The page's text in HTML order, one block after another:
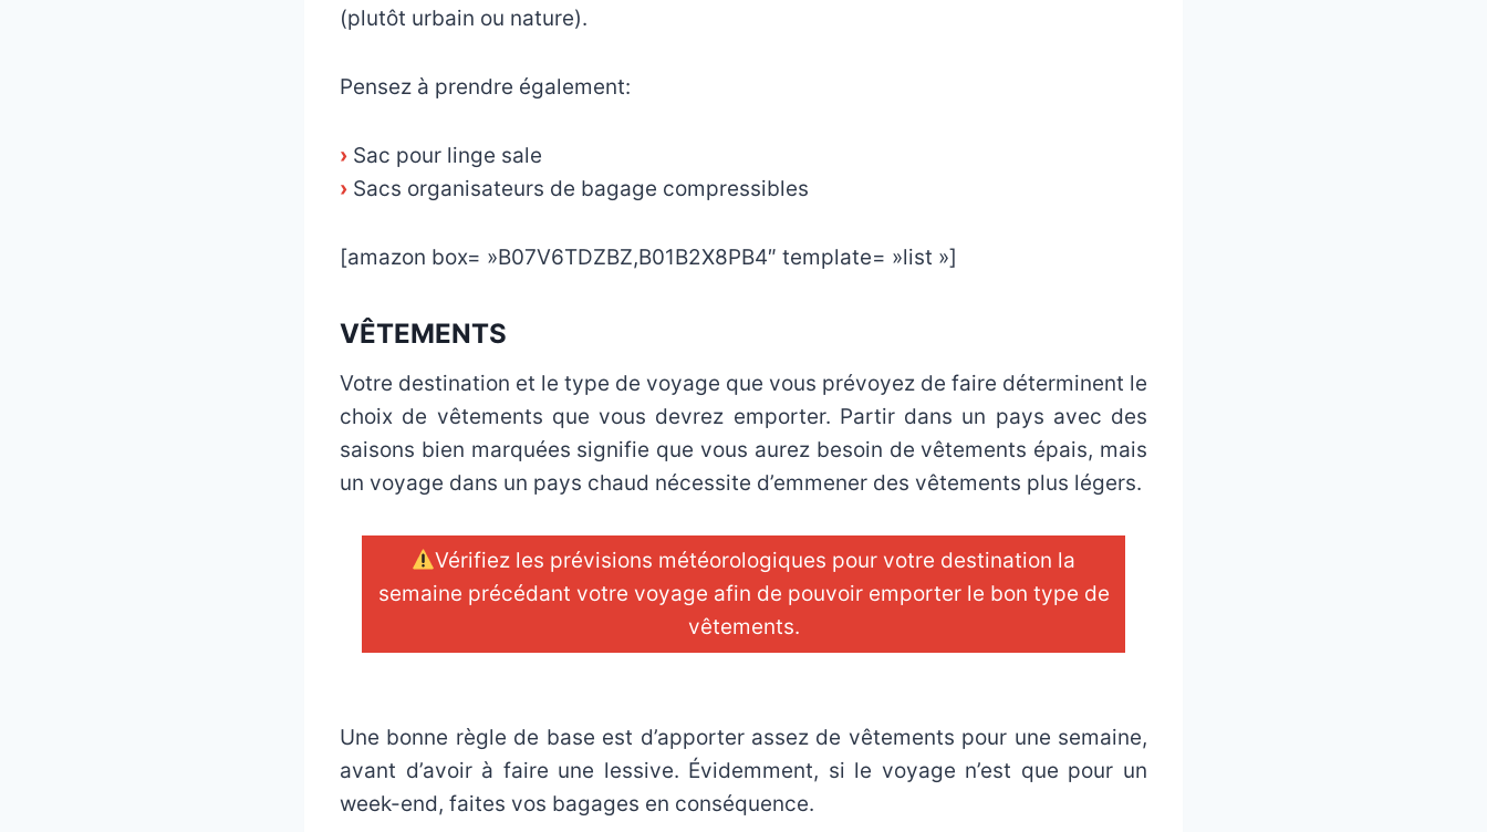
(plutôt urbain ou nature).
Pensez à prendre également:
› Sac pour linge sale
› Sacs organisateurs de bagage compressibles
[amazon box= »B07V6TDZBZ,B01B2X8PB4″ template= »list »]
VÊTEMENTS
Votre destination et le type de voyage que vous prévoyez de faire déterminent le
choix de vêtements que vous devrez emporter. Partir dans un pays avec des
saisons bien marquées signifie que vous aurez besoin de vêtements épais, mais
un voyage dans un pays chaud nécessite d’emmener des vêtements plus légers.
Vérifiez les prévisions météorologiques pour votre destination la
semaine précédant votre voyage afin de pouvoir emporter le bon type de
vêtements.
Une bonne règle de base est d’apporter assez de vêtements pour une semaine,
avant d’avoir à faire une lessive. Évidemment, si le voyage n’est que pour un
week-end, faites vos bagages en conséquence.